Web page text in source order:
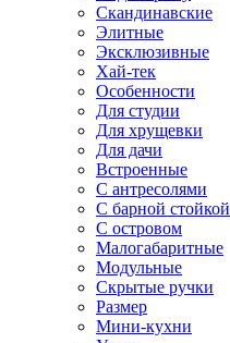
Скандинавские
Элитные
Эксклюзивные
Хай-тек
Особенности
Для студии
Для хрущевки
Для дачи
Встроенные
С антресолями
С барной стойкой
С островом
Малогабаритные
Модульные
Скрытые ручки
Размер
Мини-кухни